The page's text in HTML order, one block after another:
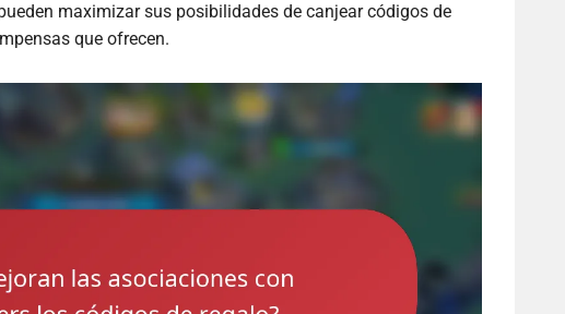
maximizar sus posibilidades de canjear códigos de
que ofrecen.